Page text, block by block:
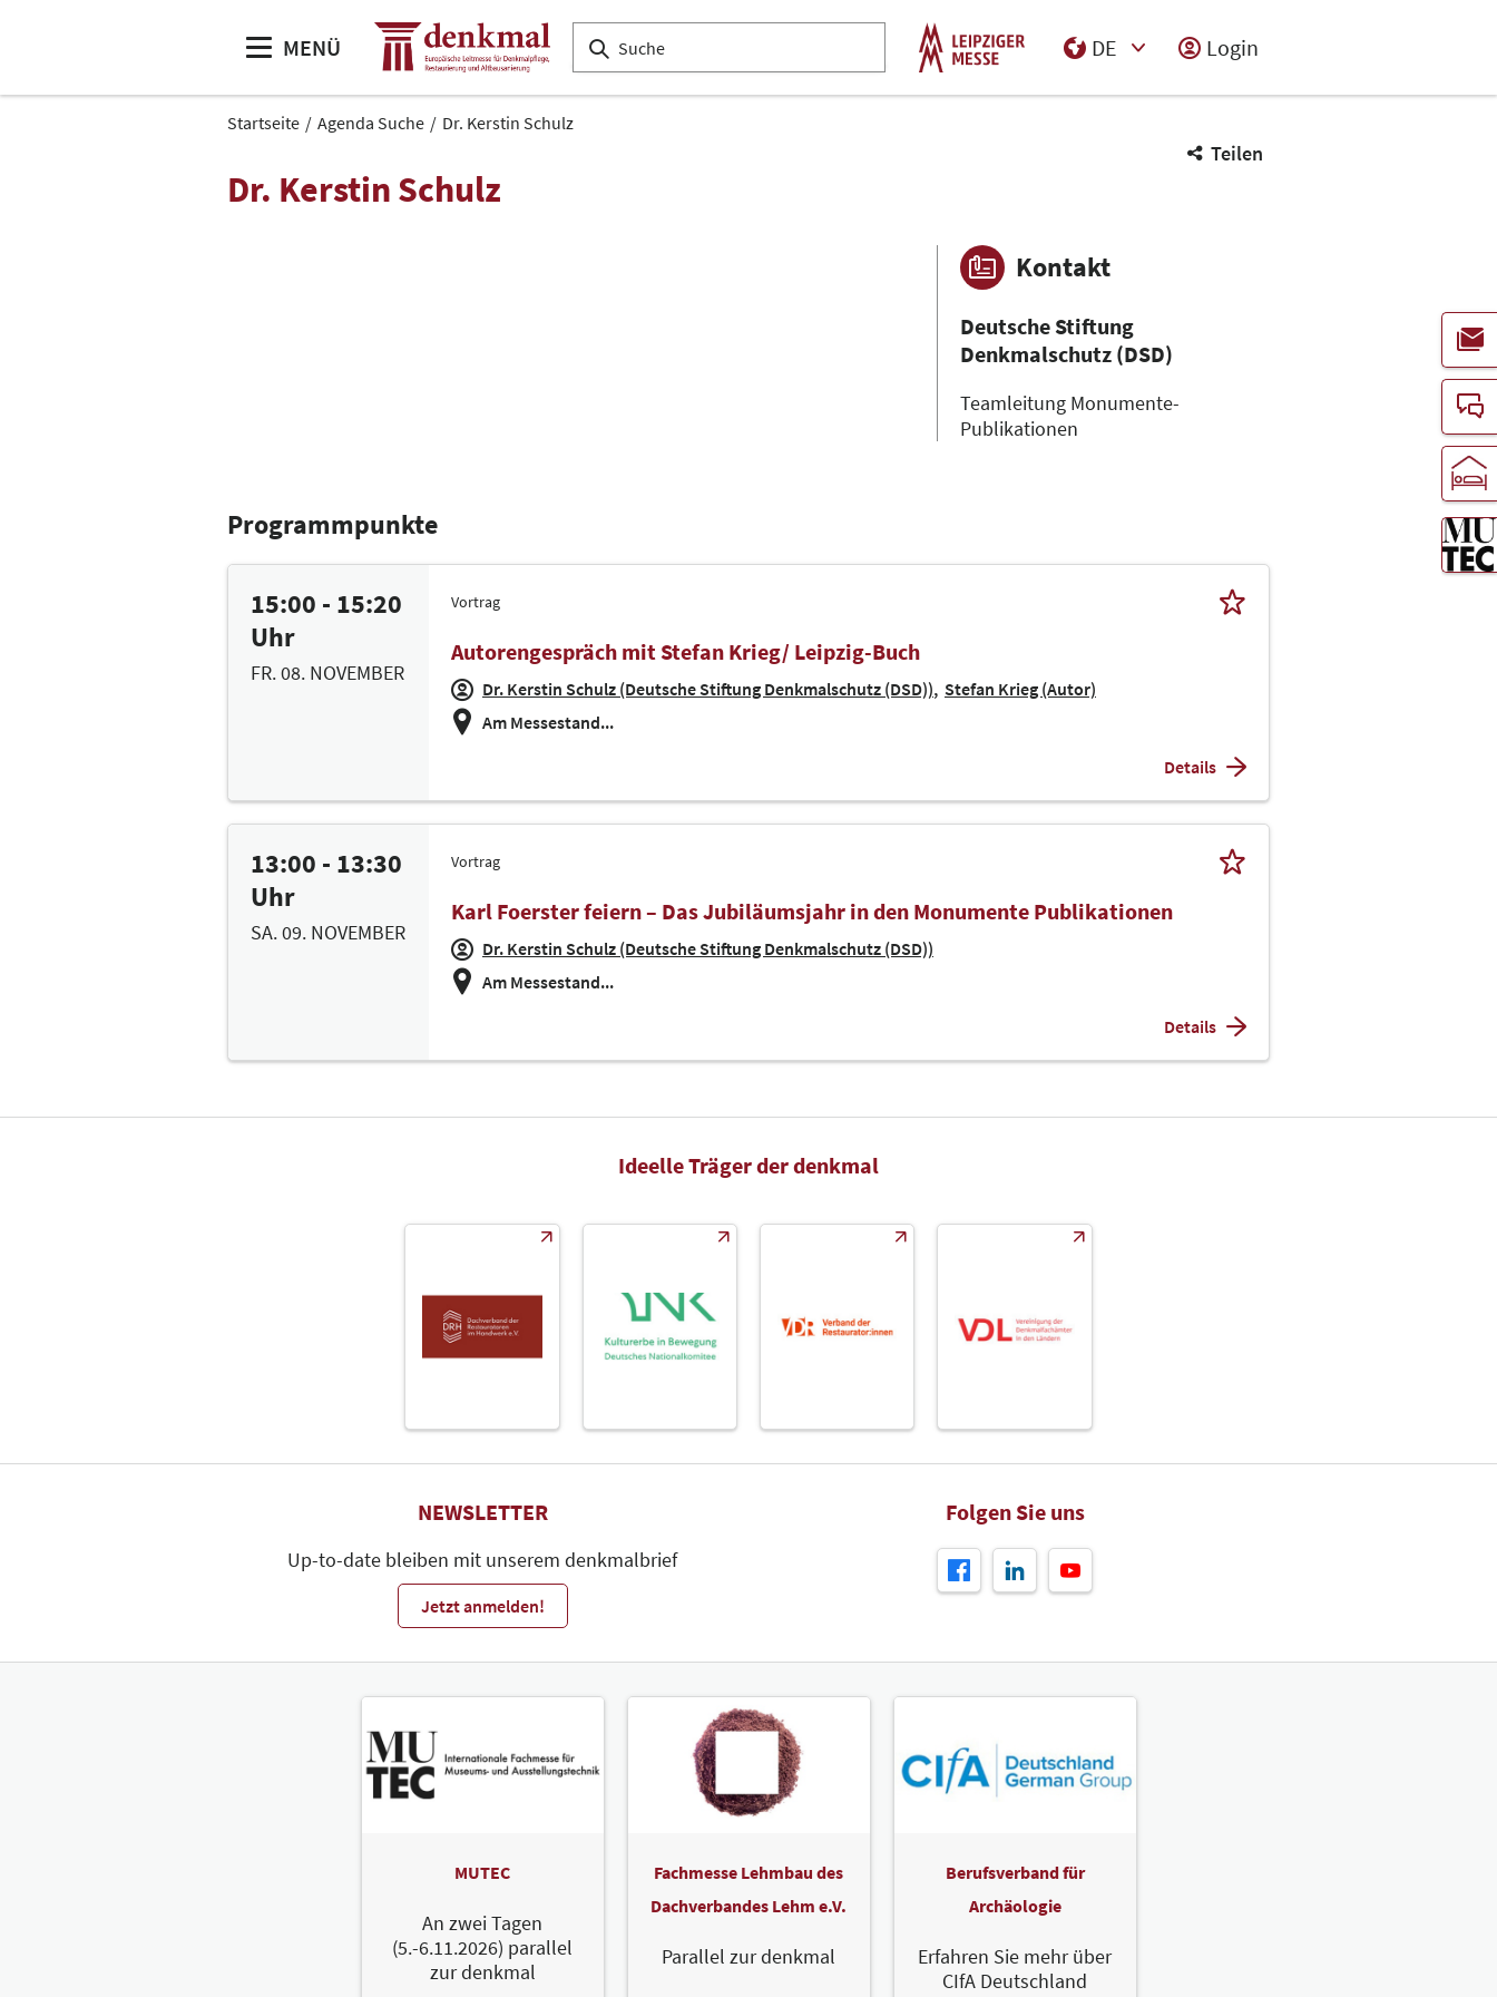
MENÜ
DE
Login
Startseite Agenda Suche Dr. Kerstin Schulz
Teilen
Dr. Kerstin Schulz
Kontakt
Deutsche Stiftung
Denkmalschutz (DSD)
Teamleitung Monumente-
Publikationen
Programmpunkte
15:00 - 15:20
Uhr
FR. 08. NOVEMBER
Vortrag
Autorengespräch mit Stefan Krieg/ Leipzig-Buch
Dr. Kerstin Schulz (Deutsche Stiftung Denkmalschutz (DSD)) Stefan Krieg (Autor)
Am Messestand...
Details
13:00 - 13:30
Uhr
SA. 09. NOVEMBER
Vortrag
Karl Foerster feiern – Das Jubiläumsjahr in den Monumente Publikationen
Dr. Kerstin Schulz (Deutsche Stiftung Denkmalschutz (DSD))
Am Messestand...
Details
Ideelle Träger der denkmal
NEWSLETTER
Up-to-date bleiben mit unserem denkmalbrief
Jetzt anmelden!
Folgen Sie uns
MUTEC
An zwei Tagen
(5.-6.11.2026) parallel
zur denkmal
Fachmesse Lehmbau des
Dachverbandes Lehm e.V.
Parallel zur denkmal
Berufsverband für
Archäologie
Erfahren Sie mehr über
CIfA Deutschland